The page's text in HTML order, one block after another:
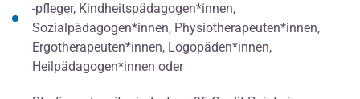
-pfleger, Kindheitspädagogen*innen,
Sozialpädagogen*innen, Physiotherapeuten*innen,
Ergotherapeuten*innen, Logopäden*innen,
Heilpädagogen*innen oder